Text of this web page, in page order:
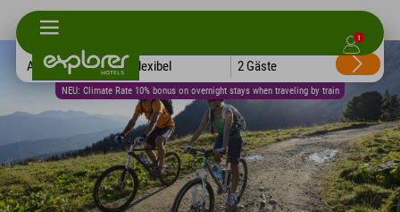
1
NEU: Climate Rate 10% bonus on overnight stays when traveling by train
Alle Hotels Flexibel 2 Gäste